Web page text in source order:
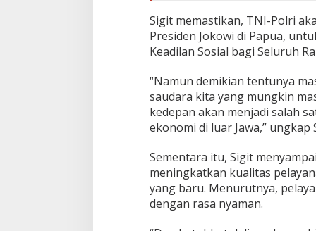
Sigit memastikan, TNI-Polri
Presiden Jokowi di Papua,
Keadilan Sosial bagi Seluruh
“Namun demikian tentunya
saudara kita yang mungkin
kedepan akan menjadi salah
ekonomi di luar Jawa,” ungkap
Sementara itu, Sigit
meningkatkan kualitas
yang baru. Menurutnya,
dengan rasa nyaman.